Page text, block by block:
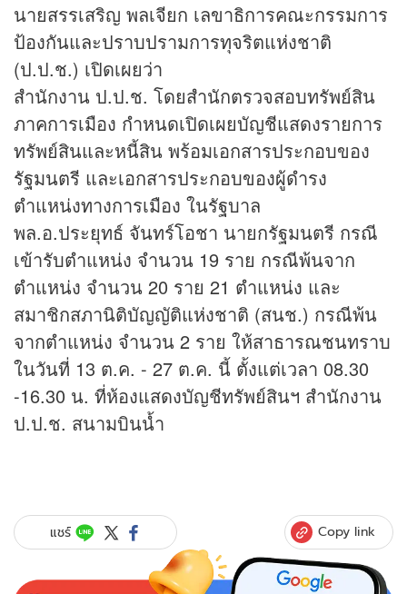
นายสรรเสริญ พลเจียก เลขาธิการคณะกรรมการ
ป้องกันและปราบปรามการทุจริตแห่งชาติ
(ป.ป.ช.) เปิดเผยว่า
สำนักงาน ป.ป.ช. โดยสำนักตรวจสอบทรัพย์สิน
ภาคการเมือง กำหนดเปิดเผยบัญชีแสดงรายการ
ทรัพย์สินและหนี้สิน พร้อมเอกสารประกอบของ
รัฐมนตรี และเอกสารประกอบของผู้ดำรง
ตำแหน่งทางการเมือง ในรัฐบาล
พล.อ.ประยุทธ์ จันทร์โอชา นายกรัฐมนตรี กรณี
เข้ารับตำแหน่ง จำนวน 19 ราย กรณีพ้นจาก
ตำแหน่ง จำนวน 20 ราย 21 ตำแหน่ง และ
สมาชิกสภานิติบัญญัติแห่งชาติ (สนช.) กรณีพ้น
จากตำแหน่ง จำนวน 2 ราย ให้สาธารณชนทราบ
ในวันที่ 13 ต.ค. - 27 ต.ค. นี้ ตั้งแต่เวลา 08.30
-16.30 น. ที่ห้องแสดงบัญชีทรัพย์สินฯ สำนักงาน
ป.ป.ช. สนามบินน้ำ
แชร์ Copy link